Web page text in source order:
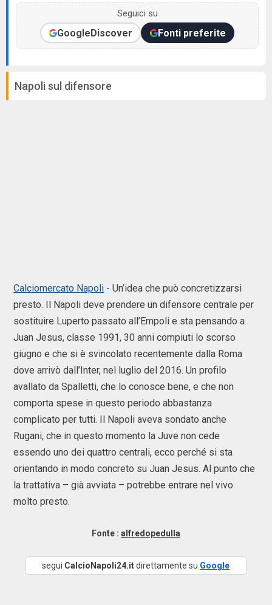
Seguici su
GoogleDiscover Fonti preferite
Napoli sul difensore
Calciomercato Napoli - Un’idea che può concretizzarsi
presto. Il Napoli deve prendere un difensore centrale per
sostituire Luperto passato all’Empoli e sta pensando a
Juan Jesus, classe 1991, 30 anni compiuti lo scorso
giugno e che si è svincolato recentemente dalla Roma
dove arrivò dall’Inter, nel luglio del 2016. Un profilo
avallato da Spalletti, che lo conosce bene, e che non
comporta spese in questo periodo abbastanza
complicato per tutti. Il Napoli aveva sondato anche
Rugani, che in questo momento la Juve non cede
essendo uno dei quattro centrali, ecco perché si sta
orientando in modo concreto su Juan Jesus. Al punto che
la trattativa – già avviata – potrebbe entrare nel vivo
molto presto.
Fonte : alfredopedulla
segui CalcioNapoli24.itdirettamente su Google